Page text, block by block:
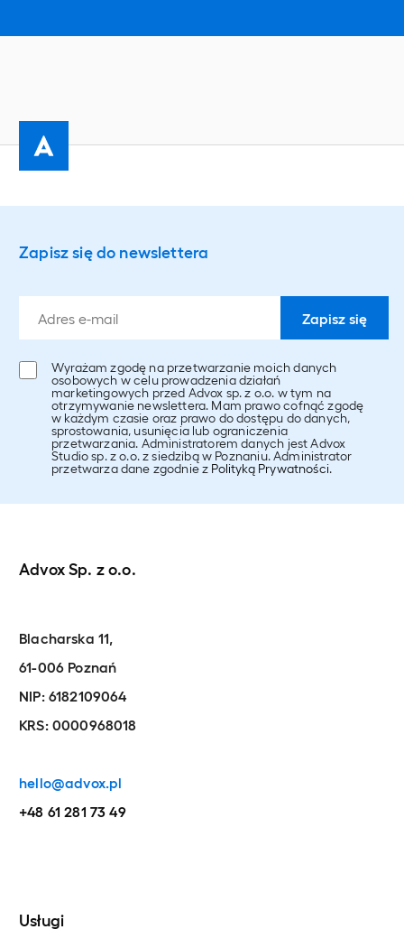
Advox Sp. z o.o.
Blacharska 11,
61-006 Poznań
NIP: 6182109064
KRS: 0000968018
hello@advox.pl
+48 61 281 73 49
Usługi
Zapisz się do newslettera
Wyrażam zgodę na przetwarzanie moich danych
osobowych w celu prowadzenia działań
marketingowych przed Advox sp. z o.o. w tym na
otrzymywanie newslettera. Mam prawo cofnąć zgodę
w każdym czasie oraz prawo do dostępu do danych,
sprostowania, usunięcia lub ograniczenia
przetwarzania. Administratorem danych jest Advox
Studio sp. z o.o. z siedzibą w Poznaniu. Administrator
przetwarza dane zgodnie z Polityką Prywatności.